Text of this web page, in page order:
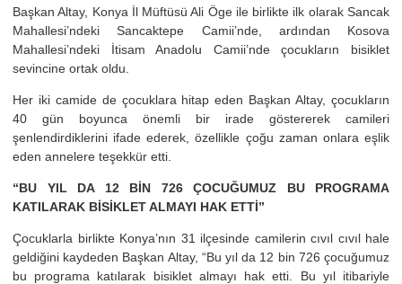
Başkan Altay, Konya İl Müftüsü Ali Öge ile birlikte ilk olarak Sancak
Mahallesi’ndeki Sancaktepe Camii’nde, ardından Kosova
Mahallesi’ndeki İtisam Anadolu Camii’nde çocukların bisiklet
sevincine ortak oldu.
Her iki camide de çocuklara hitap eden Başkan Altay, çocukların
40 gün boyunca önemli bir irade göstererek camileri
şenlendirdiklerini ifade ederek, özellikle çoğu zaman onlara eşlik
eden annelere teşekkür etti.
“BU YIL DA 12 BİN 726 ÇOCUĞUMUZ BU PROGRAMA
KATILARAK BİSİKLET ALMAYI HAK ETTİ”
Çocuklarla birlikte Konya’nın 31 ilçesinde camilerin cıvıl cıvıl hale
geldiğini kaydeden Başkan Altay, “Bu yıl da 12 bin 726 çocuğumuz
bu programa katılarak bisiklet almayı hak etti. Bu yıl itibariyle